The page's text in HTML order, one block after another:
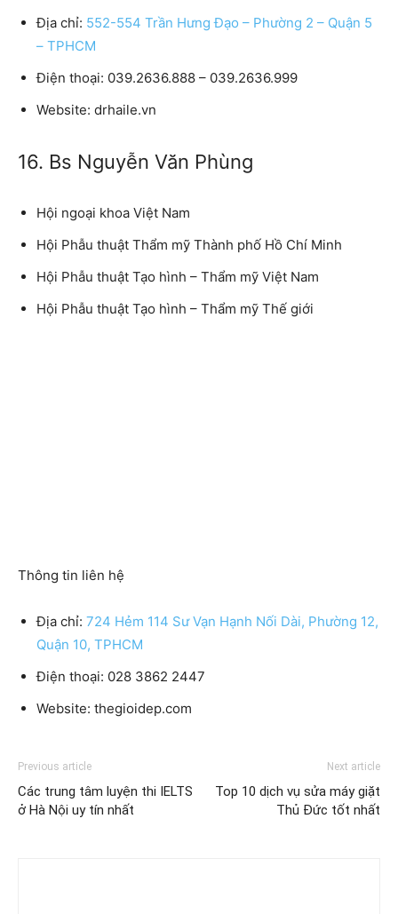
Địa chỉ: 552-554 Trần Hưng Đạo – Phường 2 – Quận 5
– TPHCM
Điện thoại: 039.2636.888 – 039.2636.999
Website: drhaile.vn
16. Bs Nguyễn Văn Phùng
Hội ngoại khoa Việt Nam
Hội Phẫu thuật Thẩm mỹ Thành phố Hồ Chí Minh
Hội Phẫu thuật Tạo hình – Thẩm mỹ Việt Nam
Hội Phẫu thuật Tạo hình – Thẩm mỹ Thế giới
Thông tin liên hệ
Địa chỉ: 724 Hẻm 114 Sư Vạn Hạnh Nối Dài, Phường 12,
Quận 10, TPHCM
Điện thoại: 028 3862 2447
Website: thegioidep.com
Previous article
Các trung tâm luyện thi IELTS
ở Hà Nội uy tín nhất
Next article
Top 10 dịch vụ sửa máy giặt
Thủ Đức tốt nhất